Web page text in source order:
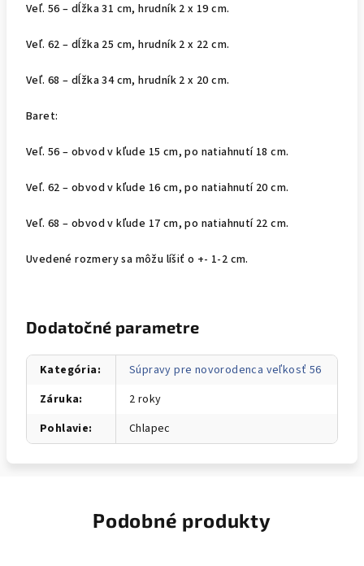
Veľ. 56 – dĺžka 31 cm, hrudník 2 x 19 cm.
Veľ. 62 – dĺžka 25 cm, hrudník 2 x 22 cm.
Veľ. 68 – dĺžka 34 cm, hrudník 2 x 20 cm.
Baret:
Veľ. 56 – obvod v kľude 15 cm, po natiahnutí 18 cm.
Veľ. 62 – obvod v kľude 16 cm, po natiahnutí 20 cm.
Veľ. 68 – obvod v kľude 17 cm, po natiahnutí 22 cm.
Uvedené rozmery sa môžu líšiť o +- 1-2 cm.
Dodatočné parametre
Kategória:
Súpravy pre novorodenca veľkosť 56
Záruka:
2 roky
Pohlavie: Chlapec
Podobné produkty